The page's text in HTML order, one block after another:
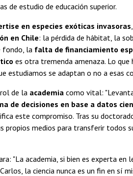
de estudio de educación superior.
en especies exóticas invasoras
en Chile: la pérdida de hábitat, la
fondo, la falta de financiamiento
es otra tremenda amenaza. Lo
estudiamos se adaptan o no a esas
de la academia como vital:
de decisiones en base a datos
este compromiso. Tras su
propios medios para transferir todos
"La academia, si bien es experta
Carlos, la ciencia nunca es un fin en sí